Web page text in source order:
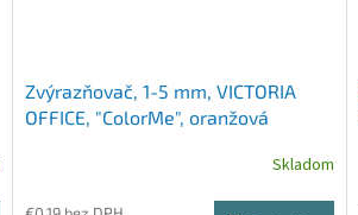
Zvýrazňovač, 1-5 mm, VICTORIA
OFFICE, "ColorMe", oranžová
Skladom